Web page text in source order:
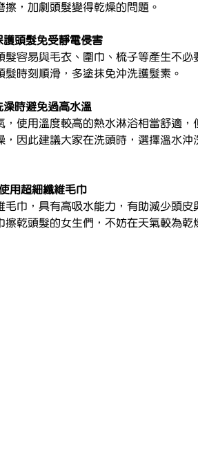
擦，加劇頭髮變得乾燥的問題。
護頭髮免受靜電侵害
髮容易與毛衣、圍巾、梳子等產生不
髮時刻順滑，多塗抹免沖洗護髮素。
時避免過高水溫
，使用溫度較高的熱水淋浴相當舒適
，因此建議大家在洗頭時，選擇溫水
用超細纖維毛巾
毛巾，具有高吸水能力，有助減少頭
擦乾頭髮的女生們，不妨在天氣較為乾